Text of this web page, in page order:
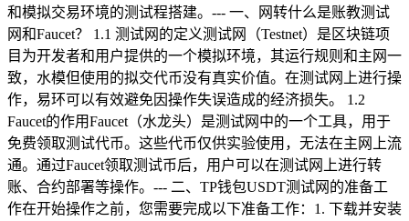
和模拟交易环境的测试程搭建。--- 一、网转什么是账教测试
网和Faucet？ 1.1 测试网的定义测试网（Testnet）是区块链项
目为开发者和用户提供的一个模拟环境，其运行规则和主网一
致，水模但使用的拟交代币没有真实价值。在测试网上进行操
作，易环可以有效避免因操作失误造成的经济损失。 1.2
Faucet的作用Faucet（水龙头）是测试网中的一个工具，用于
免费领取测试代币。这些代币仅供实验使用，无法在主网上流
通。通过Faucet领取测试币后，用户可以在测试网上进行转
账、合约部署等操作。--- 二、TP钱包USDT测试网的准备工
作在开始操作之前，您需要完成以下准备工作：1. 下载并安装